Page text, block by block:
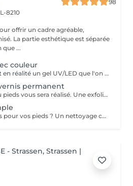
98
8210
offrir un cadre agréable,
La partie esthétique est séparée
que ...
couleur
Le vernis permanent n'est en réalité un gel UV/LED que l'on a conditionné dans un flacon afin de faciliter son application. Le vernis permanent est une matière très fine et a effet d'environ de 2 à 3 semaines. Il est associé avec d' une base et d' une finition et s' applique avec un petit pinceau. En effet, le pinceau est déjà intégré et il n'y a plus qu'à l'appliquer sur les ongles de la cliente.
permanent
Un nettoyage complet du pieds vous sera réalisé. Une exfoliation de la voute plantaire, puis un traitement adaptés vous sera effectué avec une crème hydratante pour finaliser votre soin. Un vernis permanent vous sera posé avec la couleur de votre choix.
Soin des pieds: quels soins pour vos pieds ? Un nettoyage complet du pieds vous sera réalisé. Une exfoliation de la voute plantaire, puis un traitement adaptés vous sera effectué avec une crème hydratante pour finaliser votre soin. Le soin durera 40 minute environ (tout dépend du travail à réaliser)